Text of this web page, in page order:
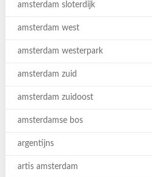
amsterdam sloterdijk
amsterdam west
amsterdam westerpark
amsterdam zuid
amsterdam zuidoost
amsterdamse bos
argentijns
artis amsterdam